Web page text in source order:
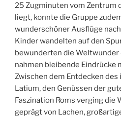
25 Zugminuten vom Zentrum
liegt, konnte die Gruppe
wunderschöner Ausflüge
Kinder wandelten auf den
bewunderten die Weltwunder
nahmen bleibende Eindrücke
Zwischen dem Entdecken
Latium, den Genüssen der
Faszination Roms verging die
geprägt von Lachen,